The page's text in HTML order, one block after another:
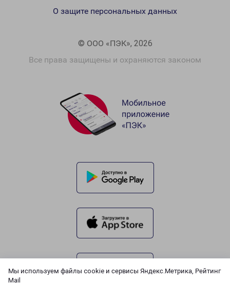
Мы используем файлы cookie и сервисы Яндекс.Метрика, Рейтинг
Mail
© ООО «ПЭК», 2026
Все права защищены и охраняются законом
О защите персональных данных